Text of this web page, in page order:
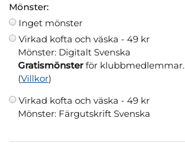
Mönster:
Inget mönster
Virkad kofta och väska - 49 kr
Mönster: Digitalt Svenska
Gratismönsterför klubbmedlemmar.
(Villkor)
Virkad kofta och väska - 49 kr
Mönster: Färgutskrift Svenska